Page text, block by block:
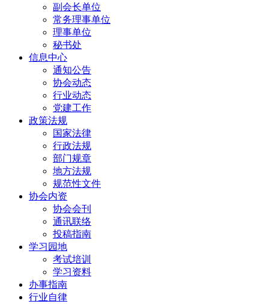
副会长单位
常务理事单位
理事单位
秘书处
信息中心
通知公告
协会动态
行业动态
党建工作
政策法规
国家法律
行政法规
部门规章
地方法规
规范性文件
协会内资
协会会刊
通讯联络
投稿指南
学习园地
考试培训
学习资料
办事指南
行业自律